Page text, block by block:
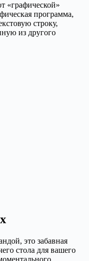
«графической»
программа,
строку,
из другого
это забавная
стола для вашего